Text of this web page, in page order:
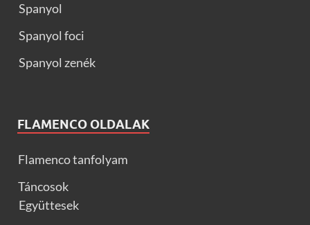
Spanyol
Spanyol foci
Spanyol zenék
FLAMENCO OLDALAK
Flamenco tanfolyam
Táncosok
Együttesek